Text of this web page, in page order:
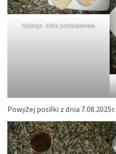
Kolacja- dieta podstawowa
Powyżej posiłki z dnia 7.08.2025r.